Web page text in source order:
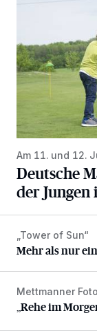
Am 11. und 12.
Deutsche
der
Mehr als nur ein
„Tower of Sun“
Mehr als nur
„Rehe im
Mettmanner
„Rehe im